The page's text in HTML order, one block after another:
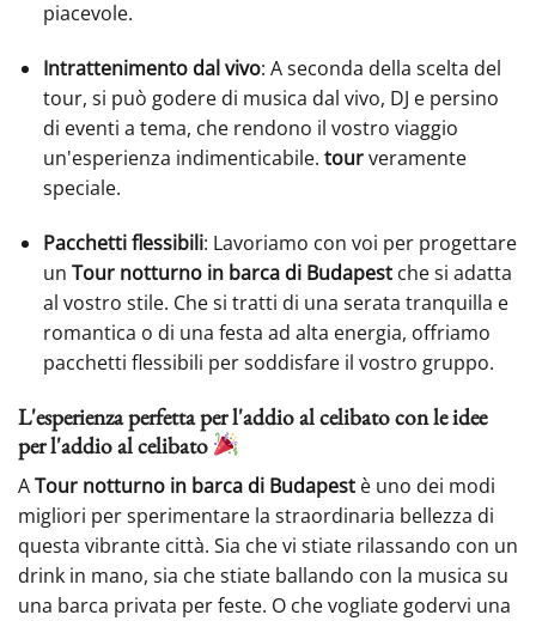
piacevole.
Intrattenimento dal vivo: A seconda della scelta del
tour, si può godere di musica dal vivo, DJ e persino
di eventi a tema, che rendono il vostro viaggio
un'esperienza indimenticabile. tourveramente
speciale.
Pacchetti flessibili: Lavoriamo con voi per progettare
un Tour notturno in barca di Budapestche si adatta
al vostro stile. Che si tratti di una serata tranquilla e
romantica o di una festa ad alta energia, offriamo
pacchetti flessibili per soddisfare il vostro gruppo.
L'esperienza perfetta per l'addio al celibato con le idee
per l'addio al celibato
ATour notturno in barca di Budapest è uno dei modi
migliori per sperimentare la straordinaria bellezza di
questa vibrante città. Sia che vi stiate rilassando con un
drink in mano, sia che stiate ballando con la musica su
una barca privata per feste. O che vogliate godervi una